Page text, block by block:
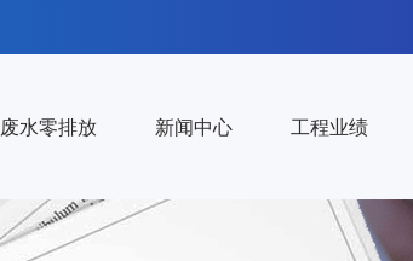
废水零排放 新闻中心 工程业绩